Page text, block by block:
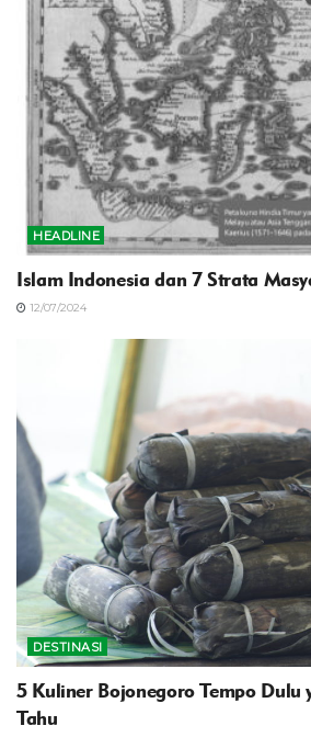
HEADLINE
Islam Indonesia dan 7 Strata
12/07/2024
DESTINASI
5 Kuliner Bojonegoro Tempo Dulu
Tahu